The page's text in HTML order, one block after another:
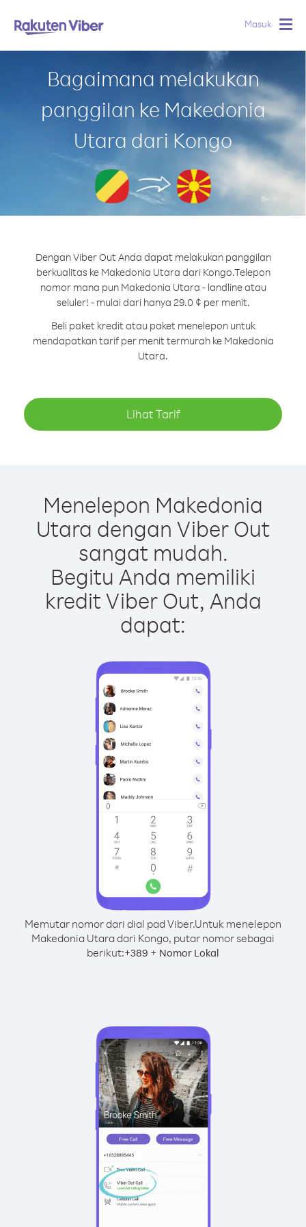
Masuk
Bagaimana melakukan
panggilan ke Makedonia
Utara dari Kongo
Dengan Viber Out Anda dapat melakukan panggilan
berkualitas ke Makedonia Utara dari Kongo.Telepon
nomor mana pun Makedonia Utara - landline atau
seluler! - mulai dari hanya 29.0 ¢ per menit.
Beli paket kredit atau paket menelepon untuk
mendapatkan tarif per menit termurah ke Makedonia
Utara.
Lihat Tarif
Menelepon Makedonia
Utara dengan Viber Out
sangat mudah.
Begitu Anda memiliki
kredit Viber Out, Anda
dapat:
Memutar nomor dari dial pad Viber.Untuk menelepon
Makedonia Utara dari Kongo, putar nomor sebagai
berikut:+389 + Nomor Lokal